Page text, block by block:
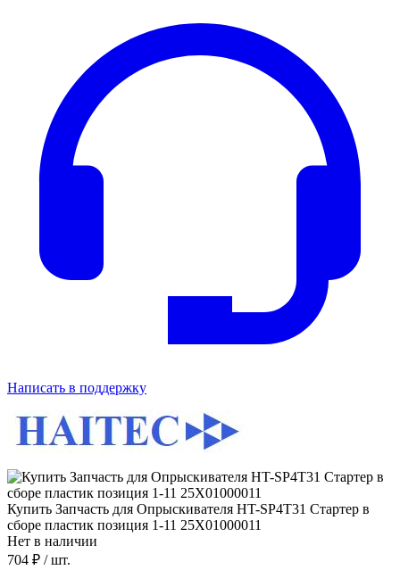
Написать в поддержку
Купить Запчасть для Опрыскивателя HT-SP4T31 Стартер в
сборе пластик позиция 1-11 25X01000011
Нет в наличии
704 ₽ / шт.